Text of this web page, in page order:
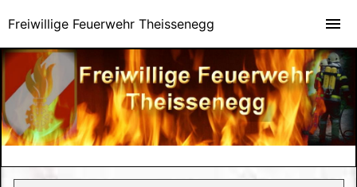
Freiwillige Feuerwehr Theissenegg